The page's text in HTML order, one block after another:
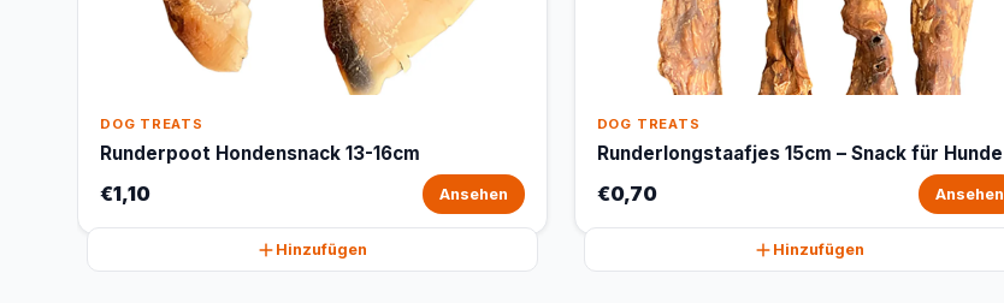
DOG TREATS
Runderpoot Hondensnack 13-16cm
€1,10 Ansehen
Hinzufügen
DOG TREATS
Runderlongstaafjes 15cm – Snack für Hunde
€0,70 Ansehen
Hinzufügen